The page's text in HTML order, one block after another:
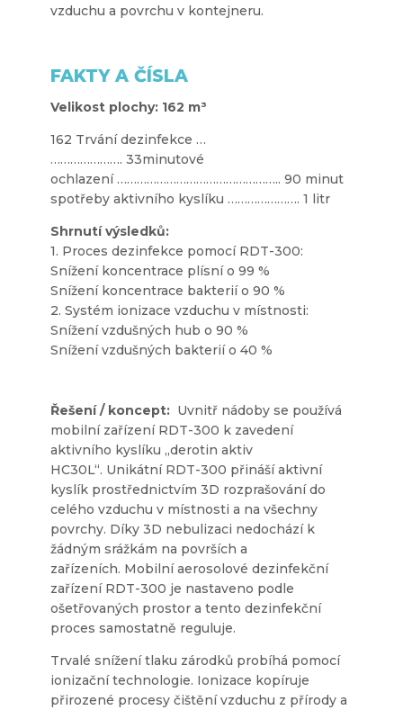
vzduchu a povrchu v kontejneru.
FAKTY A ČÍSLA
Velikost plochy: 162 m³
162 Trvánídezinfekce …
…………………. 33minutové
ochlazení ………………………………………….. 90 minut
spotřeby aktivního kyslíku …………………. 1 litr
Shrnutí výsledků:
1. Proces dezinfekce pomocí RDT-300:
Snížení koncentrace plísní o 99 %
Snížení koncentrace bakterií o 90 %
2. Systém ionizace vzduchu v místnosti:
Snížení vzdušných hub o 90 %
Snížení vzdušných bakterií o 40 %
Řešení / koncept: Uvnitř nádoby se používá
mobilní zařízení RDT-300 k zavedení
aktivního kyslíku „derotin aktiv
HC30L“. Unikátní RDT-300 přináší aktivní
kyslík prostřednictvím 3D rozprašování do
celého vzduchu v místnosti a na všechny
povrchy. Díky 3D nebulizaci nedochází k
žádným srážkám na površích a
zařízeních. Mobilní aerosolové dezinfekční
zařízení RDT-300 je nastaveno podle
ošetřovaných prostor a tento dezinfekční
proces samostatně reguluje.
Trvalé snížení tlaku zárodků probíhá pomocí
ionizační technologie. Ionizace kopíruje
přirozené procesy čištění vzduchu z přírody a